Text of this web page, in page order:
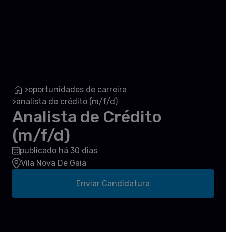
>oportunidades de carreira
>analista de crédito (m/f/d)
Analista de Crédito
(m/f/d)
publicado há 30 dias
Vila Nova De Gaia
Enviar Candidatura